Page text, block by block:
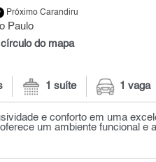
Próximo Carandiru
Paulo
do mapa
1 suíte 1 vaga
e conforto em uma
um ambiente funcional e